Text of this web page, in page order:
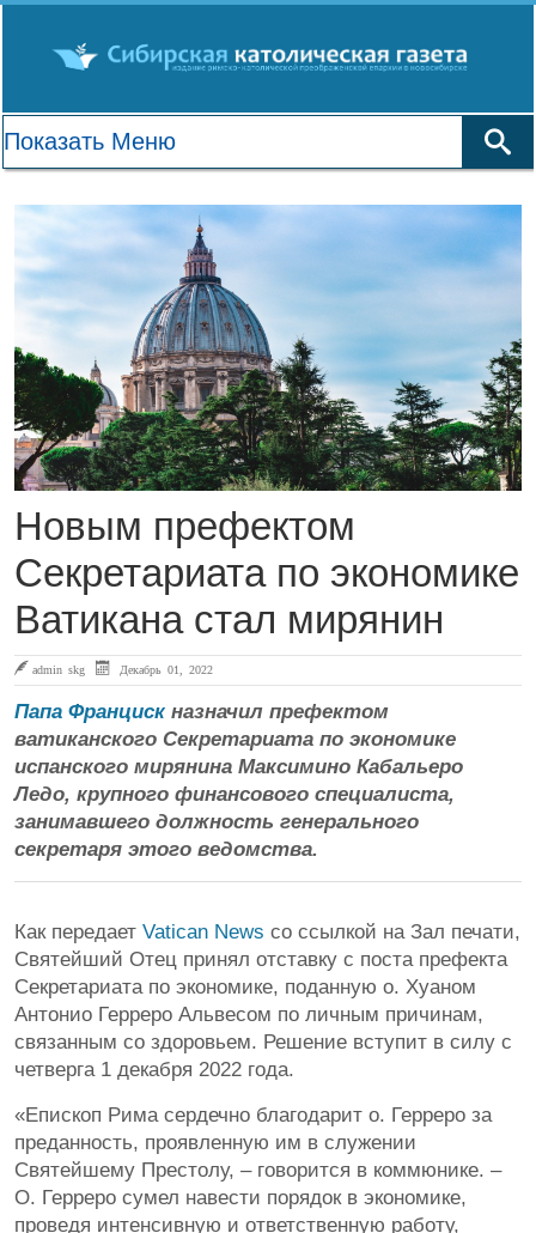
Новым префектом
Секретариата по экономике
Ватикана стал мирянин
admin skg Декабрь 01, 2022
Папа Франциск назначил префектом
ватиканского Секретариата по экономике
испанского мирянина Максимино Кабальеро
Ледо, крупного финансового специалиста,
занимавшего должность генерального
секретаря этого ведомства.
Как передает Vatican News со ссылкой на Зал печати,
Святейший Отец принял отставку с поста префекта
Секретариата по экономике, поданную о. Хуаном
Антонио Герреро Альвесом по личным причинам,
связанным со здоровьем. Решение вступит в силу с
четверга 1 декабря 2022 года.
«Епископ Рима сердечно благодарит о. Герреро за
преданность, проявленную им в служении
Святейшему Престолу, – говорится в коммюнике. –
О. Герреро сумел навести порядок в экономике,
проведя интенсивную и ответственную работу,